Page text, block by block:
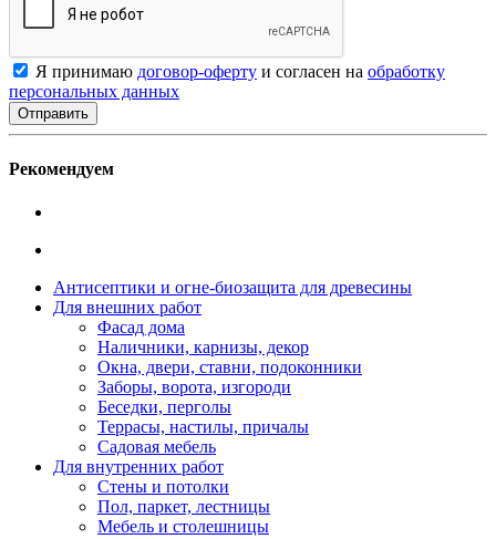
Я принимаю договор-оферту и согласен на обработку
персональных данных
Рекомендуем
Антисептики и огне-биозащита для древесины
Для внешних работ
Фасад дома
Наличники, карнизы, декор
Окна, двери, ставни, подоконники
Заборы, ворота, изгороди
Беседки, перголы
Террасы, настилы, причалы
Садовая мебель
Для внутренних работ
Стены и потолки
Пол, паркет, лестницы
Мебель и столешницы